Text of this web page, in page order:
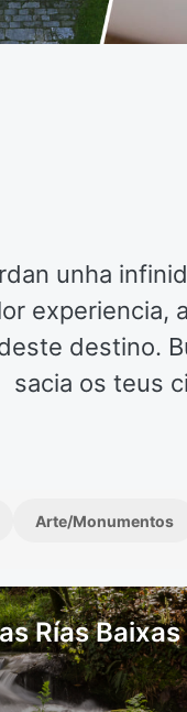
unha
experiencia,
destino.
sacia os teus
Arte/Monumentos
Rías Baixas